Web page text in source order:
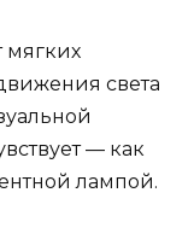
мягких
света
— как
лампой.